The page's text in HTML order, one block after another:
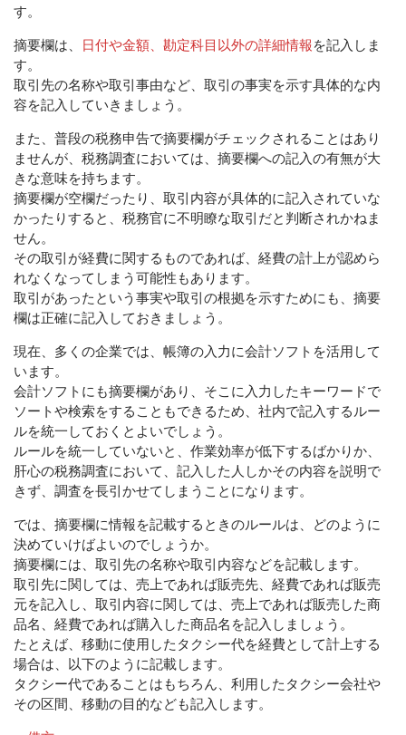
す。
摘要欄は、 日付や金額、勘定科目以外の詳細情報を記入しま
す。
取引先の名称や取引事由など、取引の事実を示す具体的な内
容を記入していきましょう。
また、普段の税務申告で摘要欄がチェックされることはあり
ませんが、税務調査においては、摘要欄への記入の有無が大
きな意味を持ちます。
摘要欄が空欄だったり、取引内容が具体的に記入されていな
かったりすると、税務官に不明瞭な取引だと判断されかねま
せん。
その取引が経費に関するものであれば、経費の計上が認めら
れなくなってしまう可能性もあります。
取引があったという事実や取引の根拠を示すためにも、摘要
欄は正確に記入しておきましょう。
現在、多くの企業では、帳簿の入力に会計ソフトを活用して
います。
会計ソフトにも摘要欄があり、そこに入力したキーワードで
ソートや検索をすることもできるため、社内で記入するルー
ルを統一しておくとよいでしょう。
ルールを統一していないと、作業効率が低下するばかりか、
肝心の税務調査において、記入した人しかその内容を説明で
きず、調査を長引かせてしまうことになります。
では、摘要欄に情報を記載するときのルールは、どのように
決めていけばよいのでしょうか。
摘要欄には、取引先の名称や取引内容などを記載します。
取引先に関しては、売上であれば販売先、経費であれば販売
元を記入し、取引内容に関しては、売上であれば販売した商
品名、経費であれば購入した商品名を記入しましょう。
たとえば、移動に使用したタクシー代を経費として計上する
場合は、以下のように記載します。
タクシー代であることはもちろん、利用したタクシー会社や
その区間、移動の目的なども記入します。